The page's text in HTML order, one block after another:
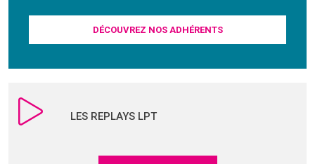
DÉCOUVREZ NOS ADHÉRENTS
LES REPLAYS LPT